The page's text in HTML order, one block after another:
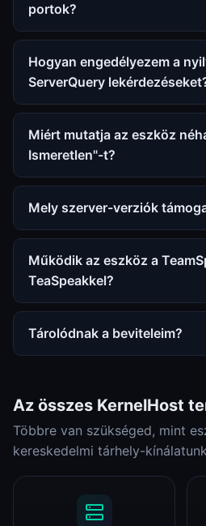
portok?
Hogyan engedélyezem a
ServerQuery
Miért mutatja az eszköz
Ismeretlen"-t?
Mely szerver-verziók
Működik az eszköz a
TeaSpeakkel?
Tárolódnak a beviteleim?
Az összes KernelHost
Többre van szükséged, mint
kereskedelmi tárhely-